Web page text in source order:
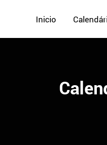
Inicio